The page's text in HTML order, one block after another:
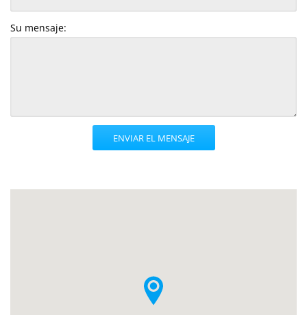
Su mensaje: